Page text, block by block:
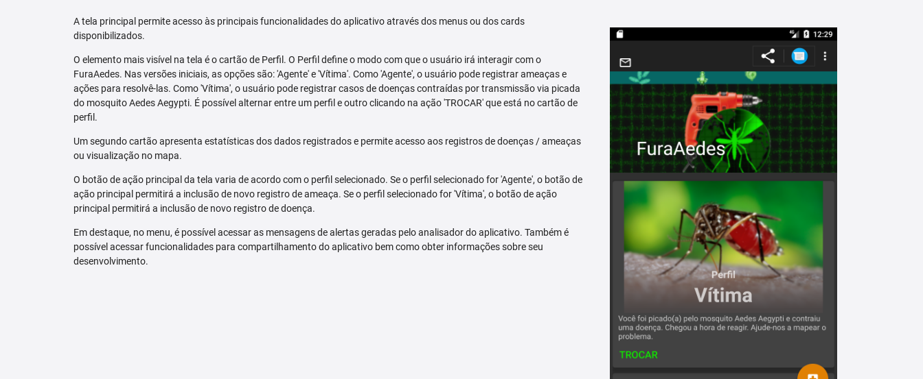
A tela principal permite acesso às principais funcionalidades do aplicativo através dos menus ou dos cards
disponibilizados.
O elemento mais visível na tela é o cartão de Perfil. O Perfil define o modo com que o usuário irá interagir com o
FuraAedes. Nas versões iniciais, as opções são: 'Agente' e 'Vítima'. Como 'Agente', o usuário pode registrar ameaças e
ações para resolvê-las. Como 'Vítima', o usuário pode registrar casos de doenças contraídas por transmissão via picada
do mosquito Aedes Aegypti. É possível alternar entre um perfil e outro clicando na ação 'TROCAR' que está no cartão de
perfil.
Um segundo cartão apresenta estatísticas dos dados registrados e permite acesso aos registros de doenças / ameaças
ou visualização no mapa.
O botão de ação principal da tela varia de acordo com o perfil selecionado. Se o perfil selecionado for 'Agente', o botão de
ação principal permitirá a inclusão de novo registro de ameaça. Se o perfil selecionado for 'Vítima', o botão de ação
principal permitirá a inclusão de novo registro de doença.
Em destaque, no menu, é possível acessar as mensagens de alertas geradas pelo analisador do aplicativo. Também é
possível acessar funcionalidades para compartilhamento do aplicativo bem como obter informações sobre seu
desenvolvimento.